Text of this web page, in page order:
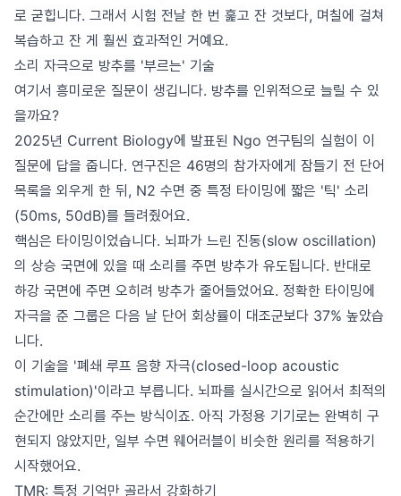
로 굳힙니다. 그래서 시험 전날 한 번 훑고 잔 것보다, 며칠에 걸쳐
복습하고 잔 게 훨씬 효과적인 거예요.
소리 자극으로 방추를 '부르는' 기술
여기서 흥미로운 질문이 생깁니다. 방추를 인위적으로 늘릴 수 있
을까요?
2025년 Current Biology에 발표된 Ngo 연구팀의 실험이 이
질문에 답을 줍니다. 연구진은 46명의 참가자에게 잠들기 전 단어
목록을 외우게 한 뒤, N2 수면 중 특정 타이밍에 짧은 '틱' 소리
(50ms, 50dB)를 들려줬어요.
핵심은 타이밍이었습니다. 뇌파가 느린 진동(slow oscillation)
의 상승 국면에 있을 때 소리를 주면 방추가 유도됩니다. 반대로
하강 국면에 주면 오히려 방추가 줄어들었어요. 정확한 타이밍에
자극을 준 그룹은 다음 날 단어 회상률이 대조군보다 37% 높았습
니다.
이 기술을 '폐쇄 루프 음향 자극(closed-loop acoustic
stimulation)'이라고 부릅니다. 뇌파를 실시간으로 읽어서 최적의
순간에만 소리를 주는 방식이죠. 아직 가정용 기기로는 완벽히 구
현되지 않았지만, 일부 수면 웨어러블이 비슷한 원리를 적용하기
시작했어요.
TMR: 특정 기억만 골라서 강화하기